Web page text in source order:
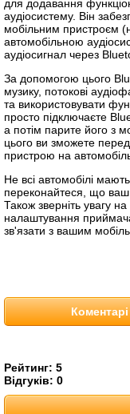
для додавання
аудіосистему. Він
мобільним пристроєм
автомобільною
аудіосигнал через
За допомогою цього
музику, потокові
та використовувати
просто підключаєте
а потім парите його з
цього ви зможете
пристрою на
Не всі автомобілі
переконайтеся, що ваш
Також зверніть увагу
налаштування
зв'язати з вашим
Рейтинг: 5
Відгуків: 0